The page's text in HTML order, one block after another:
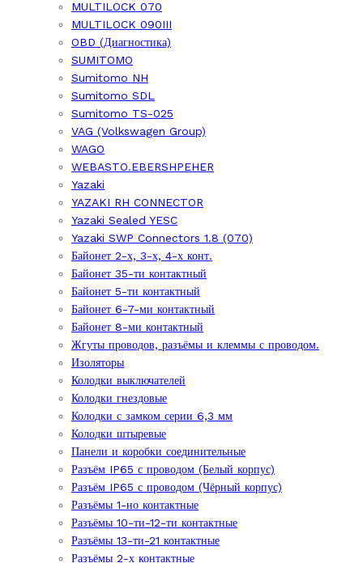
MULTILOCK 070
MULTILOCK 090III
OBD (Диагностика)
SUMITOMO
Sumitomo NH
Sumitomo SDL
Sumitomo TS-025
VAG (Volkswagen Group)
WAGO
WEBASTO.EBERSHPEHER
Yazaki
YAZAKI RH CONNECTOR
Yazaki Sealed YESC
Yazaki SWP Connectors 1.8 (070)
Байонет 2-х, 3-х, 4-х конт.
Байонет 35-ти контактный
Байонет 5-ти контактный
Байонет 6-7-ми контактный
Байонет 8-ми контактный
Жгуты проводов, разъёмы и клеммы с проводом.
Изоляторы
Колодки выключателей
Колодки гнездовые
Колодки с замком серии 6,3 мм
Колодки штыревые
Панели и коробки соединительные
Разъём IP65 с проводом (Белый корпус)
Разъём IP65 с проводом (Чёрный корпус)
Разъёмы 1-но контактные
Разъёмы 10-ти-12-ти контактные
Разъёмы 13-ти-21 контактные
Разъёмы 2-х контактные